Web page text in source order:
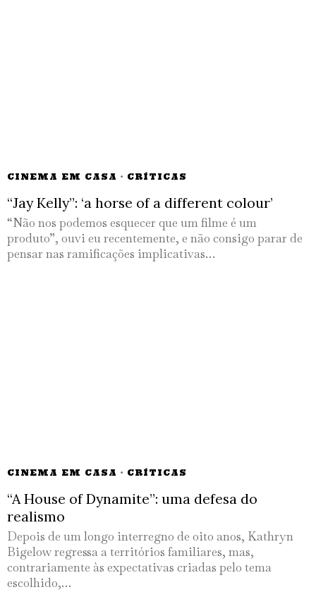
CINEMA EM CASA · CRÍTICAS
“Jay Kelly”: ‘a horse of a different colour’
“Não nos podemos esquecer que um filme é um
produto”, ouvi eu recentemente, e não consigo parar de
pensar nas ramificações implicativas…
CINEMA EM CASA · CRÍTICAS
“A House of Dynamite”: uma defesa do
realismo
Depois de um longo interregno de oito anos, Kathryn
Bigelow regressa a territórios familiares, mas,
contrariamente às expectativas criadas pelo tema
escolhido,…